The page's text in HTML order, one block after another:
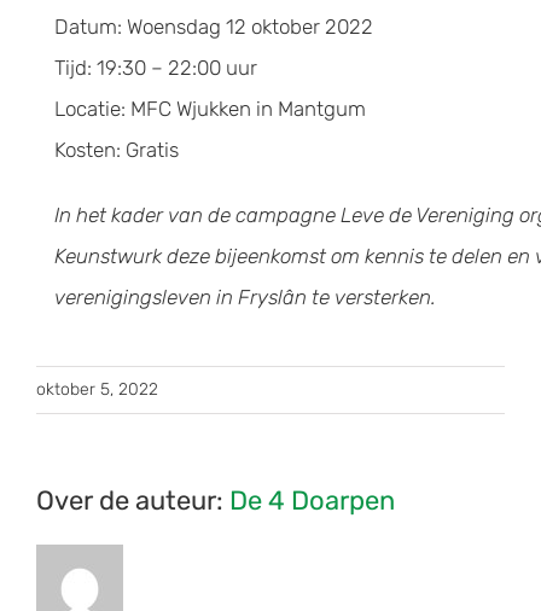
Datum: Woensdag 12 oktober 2022
Tijd: 19:30 – 22:00 uur
Locatie: MFC Wjukken in Mantgum
Kosten: Gratis
In het kader van de campagne Leve de Vereniging
Keunstwurk deze bijeenkomst om kennis te delen
verenigingsleven in Fryslân te versterken.
oktober 5, 2022
Over de auteur: De 4 Doarpen